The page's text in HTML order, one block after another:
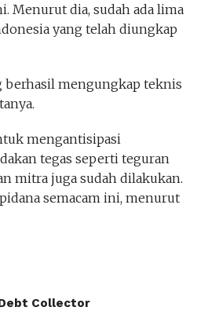
Menurut dia, sudah ada lima
yang telah diungkap
berhasil mengungkap teknis
mengantisipasi
tegas seperti teguran
mitra juga sudah dilakukan.
semacam ini, menurut
Collector